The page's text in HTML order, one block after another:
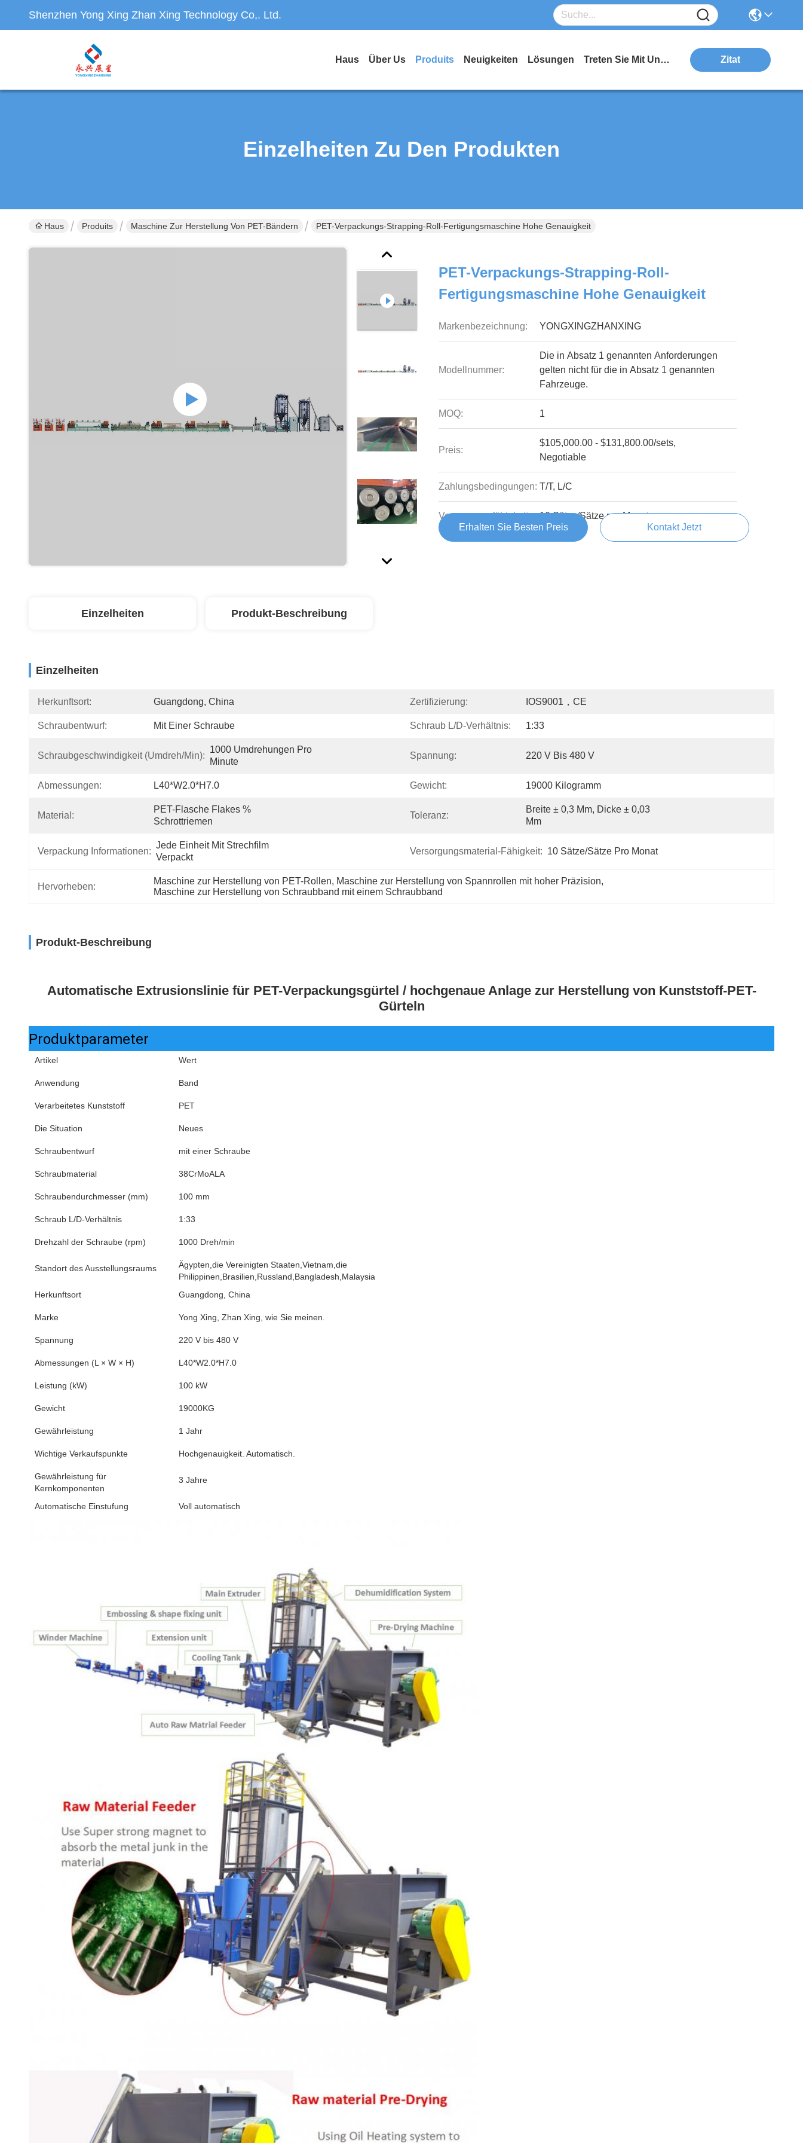
Shenzhen Yong Xing Zhan Xing Technology Co,. Ltd.
Haus Über Us Produits Neuigkeiten Lösungen Treten Sie Mit Uns In Verbindung Zitat
Einzelheiten Zu Den Produkten
Haus Produits Maschine Zur Herstellung Von PET-Bändern PET-Verpackungs-Strapping-Roll-Fertigungsmaschine Hohe Genauigkeit
PET-Verpackungs-Strapping-Roll-
Fertigungsmaschine Hohe Genauigkeit
Markenbezeichnung: YONGXINGZHANXING
Modellnummer:
Die in Absatz 1 genannten Anforderungen
gelten nicht für die in Absatz 1 genannten
Fahrzeuge.
MOQ: 1
Preis:
$105,000.00 - $131,800.00/sets,
Negotiable
Zahlungsbedingungen: T/T, L/C
Versorgungsfähigkeit:
10 Sätze/Sätze pro Monat
Erhalten Sie Besten Preis
Kontakt Jetzt
Einzelheiten Produkt-Beschreibung
Einzelheiten
Herkunftsort: Guangdong, China Zertifizierung: IOS9001，CE
Schraubentwurf: Mit Einer Schraube Schraub L/D-Verhältnis: 1:33
Schraubgeschwindigkeit (umdreh/min):
1000 Umdrehungen Pro
Minute
Spannung: 220 V Bis 480 V
Abmessungen: L40*W2.0*H7.0 Gewicht: 19000 Kilogramm
Material:
PET-Flasche Flakes %
Schrottriemen
Toleranz:
Breite ± 0,3 Mm, Dicke ± 0,03
Mm
Verpackung Informationen:
Jede Einheit Mit Strechfilm
Verpackt
Versorgungsmaterial-Fähigkeit: 10 Sätze/Sätze Pro Monat
Hervorheben:
Maschine zur Herstellung von PET-Rollen, Maschine zur Herstellung von Spannrollen mit hoher Präzision,
Maschine zur Herstellung von Schraubband mit einem Schraubband
Produkt-Beschreibung
Automatische Extrusionslinie für PET-Verpackungsgürtel / hochgenaue Anlage zur Herstellung von Kunststoff-PET-
Gürteln
Produktparameter
Artikel Wert
Anwendung Band
Verarbeitetes Kunststoff PET
Die Situation Neues
Schraubentwurf mit einer Schraube
Schraubmaterial 38CrMoALA
Schraubendurchmesser (mm) 100 mm
Schraub L/D-Verhältnis 1:33
Drehzahl der Schraube (rpm) 1000 Dreh/min
Standort des Ausstellungsraums
Ägypten,die Vereinigten Staaten,Vietnam,die
Philippinen,Brasilien,Russland,Bangladesh,Malaysia
Herkunftsort
Guangdong, China
Marke Yong Xing, Zhan Xing, wie Sie meinen.
Spannung 220 V bis 480 V
Abmessungen (L × W × H) L40*W2.0*H7.0
Leistung (kW) 100 kW
Gewicht 19000KG
Gewährleistung 1 Jahr
Wichtige Verkaufspunkte Hochgenauigkeit. Automatisch.
Gewährleistung für
Kernkomponenten
3 Jahre
Automatische Einstufung Voll automatisch